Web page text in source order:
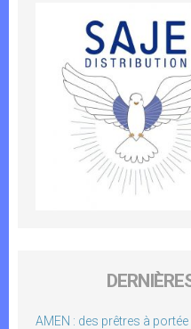
AMEN : des prêtres à